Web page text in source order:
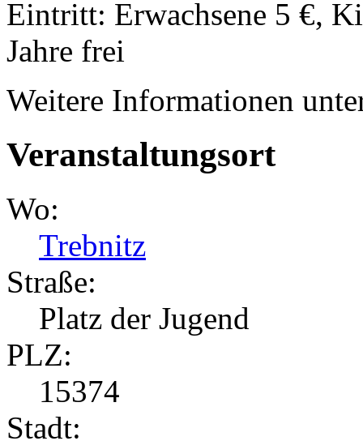
Eintritt: Erwachsene 5 €,
Jahre frei
Weitere Informationen
Veranstaltungsort
Wo:
Trebnitz
Straße:
Platz der Jugend
PLZ:
15374
Stadt: